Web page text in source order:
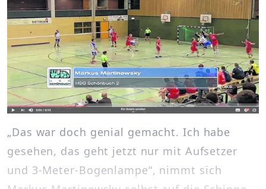
„Das war doch genial gemacht. Ich habe
gesehen, das geht jetzt nur mit Aufsetzer
und 3-Meter-Bogenlampe“, nimmt sich